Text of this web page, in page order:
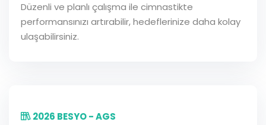
Düzenli ve planlı çalışma ile cimnastikte
performansınızı artırabilir, hedeflerinize daha kolay
ulaşabilirsiniz.
2026 BESYO - AGS